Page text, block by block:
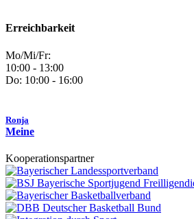
Erreichbarkeit
Mo/Mi/Fr:
10:00 - 13:00
Do: 10:00 - 16:00
Ronja
Meine
Kooperationspartner